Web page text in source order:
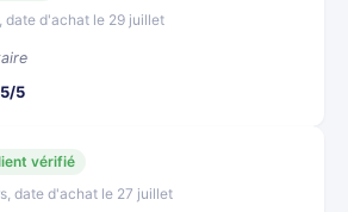
date d'achat le 29 juillet
5/5
vérifié
date d'achat le 27 juillet